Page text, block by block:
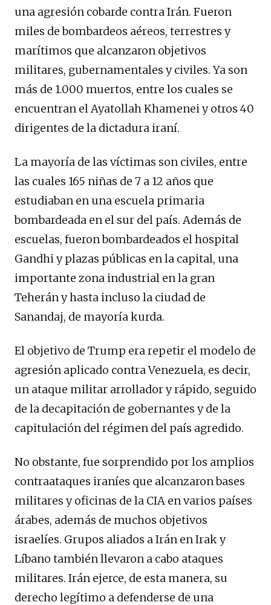
una agresión cobarde contra Irán. Fueron
miles de bombardeos aéreos, terrestres y
marítimos que alcanzaron objetivos
militares, gubernamentales y civiles. Ya son
más de 1.000 muertos, entre los cuales se
encuentran el Ayatollah Khamenei y otros 40
dirigentes de la dictadura iraní.
La mayoría de las víctimas son civiles, entre
las cuales 165 niñas de 7 a 12 años que
estudiaban en una escuela primaria
bombardeada en el sur del país. Además de
escuelas, fueron bombardeados el hospital
Gandhi y plazas públicas en la capital, una
importante zona industrial en la gran
Teherán y hasta incluso la ciudad de
Sanandaj, de mayoría kurda.
El objetivo de Trump era repetir el modelo de
agresión aplicado contra Venezuela, es decir,
un ataque militar arrollador y rápido, seguido
de la decapitación de gobernantes y de la
capitulación del régimen del país agredido.
No obstante, fue sorprendido por los amplios
contraataques iraníes que alcanzaron bases
militares y oficinas de la CIA en varios países
árabes, además de muchos objetivos
israelíes. Grupos aliados a Irán en Irak y
Líbano también llevaron a cabo ataques
militares. Irán ejerce, de esta manera, su
derecho legítimo a defenderse de una